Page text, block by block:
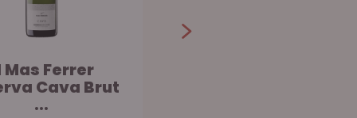
Mas Ferrer
Cava Brut
...